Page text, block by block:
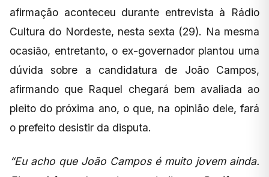
afirmação aconteceu durante entrevista à Rádio
Cultura do Nordeste, nesta sexta (29). Na mesma
ocasião, entretanto, o ex-governador plantou uma
dúvida sobre a candidatura de João Campos,
afirmando que Raquel chegará bem avaliada ao
pleito do próxima ano, o que, na opinião dele, fará
o prefeito desistir da disputa.
“Eu acho que João Campos é muito jovem ainda.